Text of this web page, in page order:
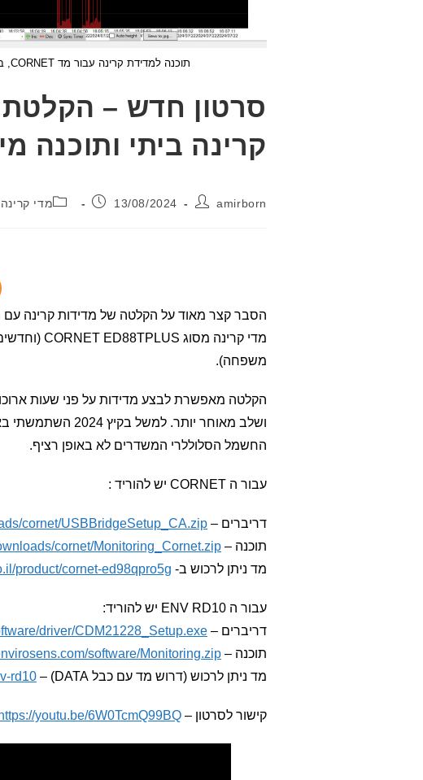
תוכנה למדידת קרינה עבור מד CORNET, בעת מדידה של קרינת רדיו ממונה חשמל סלולריים
סרטון חדש –
קרינה ביתי ותוכנה
מחבר:
amirborn פורסם:
13/08/2024 קטגוריה:
מדי קרינה
הסבר קצר מאוד על הקלטה של מדידות קרינה
משפחה).
הקלטה מאפשרת לבצע מדידות על פני שעות
ושלב מאוחר יותר.
החשמל הסלוללרי המשדרים לא באופן רציף.
עבור ה CORNET יש להוריד :
דריברים – cornet/USBBridgeSetup_CA.zip
תוכנה – cornet/Monitoring_Cornet.zip
מד ניתן לרכוש ב- product/cornet-ed98qpro5g/
עבור ה ENV RD10 יש להוריד:
דריברים – driver/CDM21228_Setup.exe
תוכנה – software/Monitoring.zip
מד ניתן לרכוש (דרוש מד עם כבל DATA) –
rd10/
קישור לסרטון – https://youtu.be/6W0TcmQ99BQ